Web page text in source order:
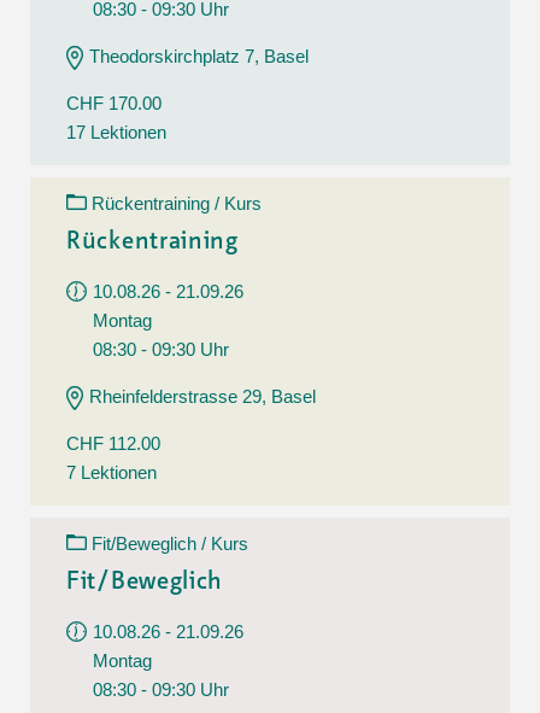
08:30 - 09:30 Uhr
Theodorskirchplatz 7, Basel
CHF 170.00
17 Lektionen
Rückentraining / Kurs
Rückentraining
10.08.26 - 21.09.26
Montag
08:30 - 09:30 Uhr
Rheinfelderstrasse 29, Basel
CHF 112.00
7 Lektionen
Fit/Beweglich / Kurs
Fit/Beweglich
10.08.26 - 21.09.26
Montag
08:30 - 09:30 Uhr